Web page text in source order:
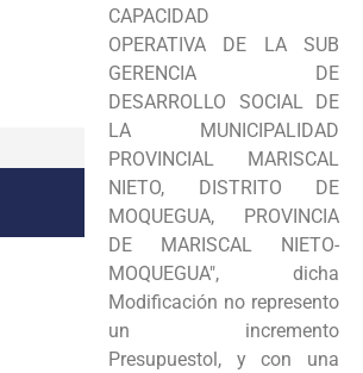
CAPACIDAD
OPERATIVA DE LA SUB
GERENCIA DE
DESARROLLO SOCIAL DE
LA MUNICIPALIDAD
PROVINCIAL MARISCAL
NIETO, DISTRITO DE
MOQUEGUA, PROVINCIA
DE MARISCAL NIETO-
MOQUEGUA", dicha
Modificación no represento
un incremento
Presupuestol, y con una